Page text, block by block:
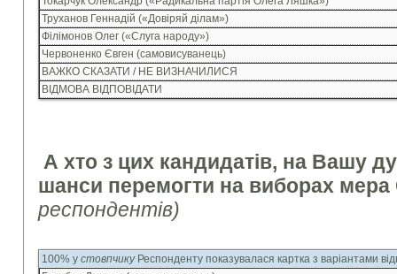
Труханов Геннадій («Довіряй ділам»)
Філімонов Олег («Слуга народу»)
Червоненко Євген (самовисуванець)
ВАЖКО СКАЗАТИ / НЕ ВИЗНАЧИЛИСЯ
ВІДМОВА ВІДПОВІДАТИ
А хто з цих кандидатів, на Вашу
шанси перемогти на виборах
респондентів)
100% у стовпчику Респонденту показувалася картка з варіантами